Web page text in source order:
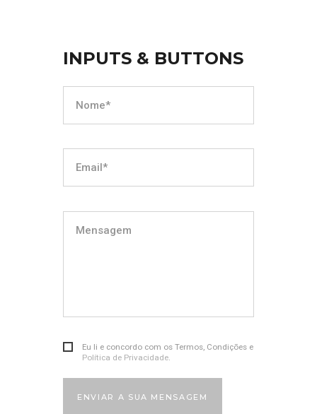
INPUTS & BUTTONS
Eu li e concordo com os Termos, Condições e
Política de Privacidade
ENVIAR A SUA MENSAGEM